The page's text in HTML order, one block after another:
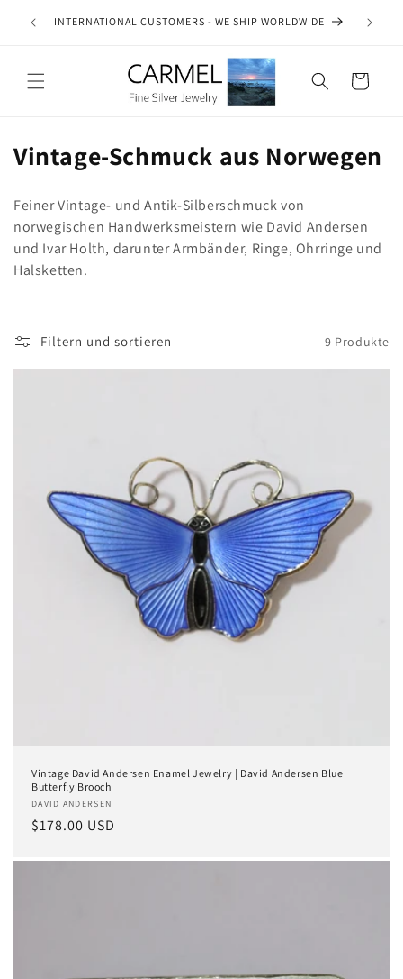
zum
SEE OUR AUTHENTICITY COMMITMENT
Warenkorb
K
t
e
g
r
Vintage-Schmuck aus Norwegen
Feiner Vintage- und Antik-Silberschmuck von
norwegischen Handwerksmeistern wie David Andersen
und Ivar Holth, darunter Armbänder, Ringe, Ohrringe und
Halsketten.
Filtern und sortieren 9 Produkte
Vintage David Andersen Enamel Jewelry | David Andersen Blue
Butterfly Brooch
Anbieter:
DAVID ANDERSEN
Normaler
$178.00 USD